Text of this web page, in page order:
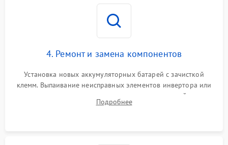
4. Ремонт и замена компонентов
Установка новых аккумуляторных батарей с зачисткой
клемм. Выпаивание неисправных элементов инвертора или
цепи зарядки и монтаж новых радиодеталей.
Восстановление поврежденных токоведущих дорожек и
Подробнее